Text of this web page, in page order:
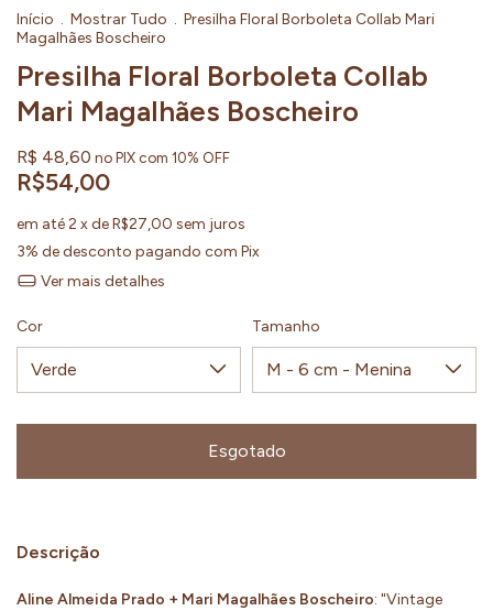
Início . Mostrar Tudo . Presilha Floral Borboleta Collab Mari
Magalhães Boscheiro
Presilha Floral Borboleta Collab
Mari Magalhães Boscheiro
R$ 48,60 no PIX com 10% OFF
R$54,00
em até2 x deR$27,00 sem juros
3% de desconto pagando com Pix
Ver mais detalhes
Cor Tamanho
Descrição
Aline Almeida Prado + Mari Magalhães Boscheiro: "Vintage